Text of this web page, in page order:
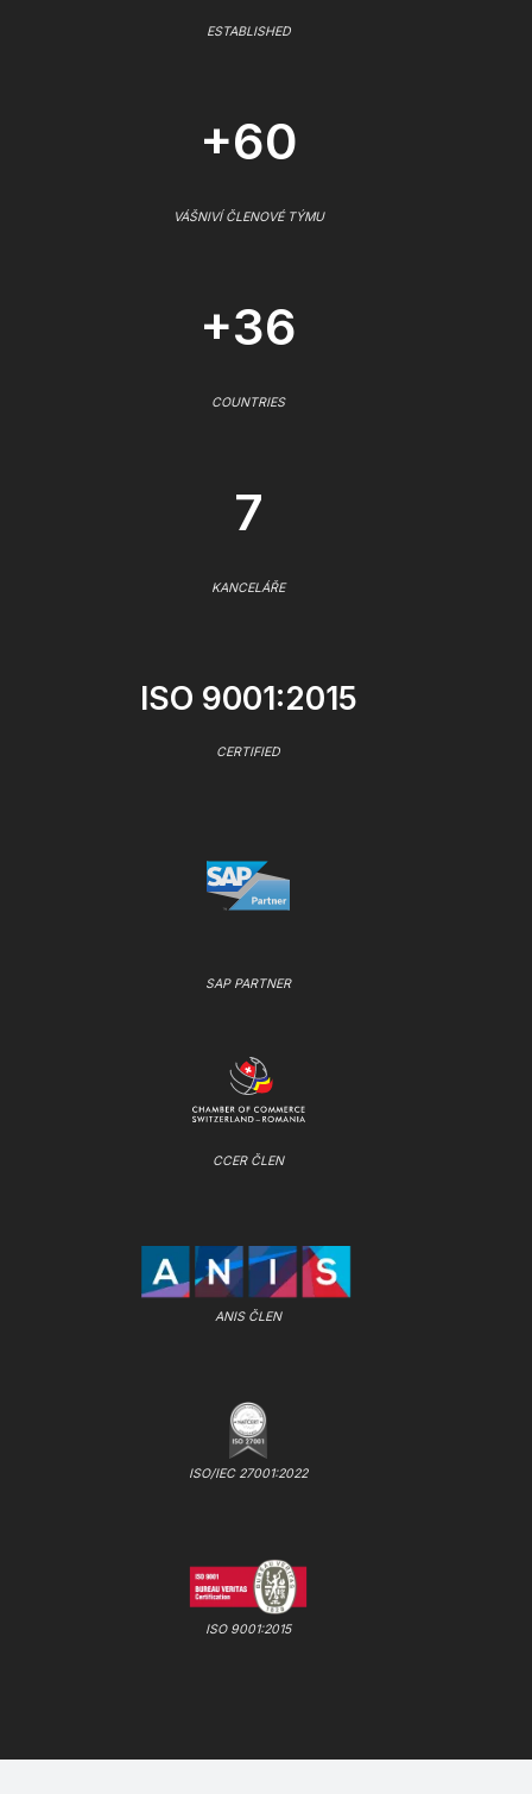
ESTABLISHED
+60
VÁŠNIVÍ ČLENOVÉ TÝMU
+36
COUNTRIES
7
KANCELÁŘE
ISO 9001:2015
CERTIFIED
SAP PARTNER
CCER ČLEN
ANIS ČLEN
ISO/IEC 27001:2022
ISO 9001:2015